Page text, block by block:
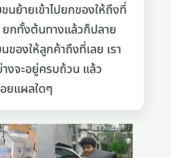
นย้ายเข้าไปยกของให้ถึงที่
ยกทั้งต้นทางแล้วก็ปลาย
ของให้ลูกค้าถึงที่เลย เรา
งจะอยู่ครบถ้วน แล้ว
ยแผลใดๆ